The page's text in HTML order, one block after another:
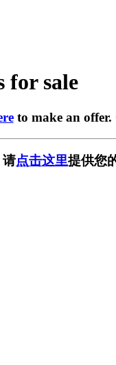
for sale
to make an offer.
请点击这里提供您